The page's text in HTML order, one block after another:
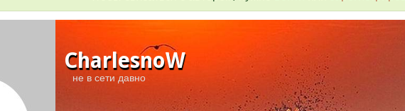
CharlesnoW
не в сети давно